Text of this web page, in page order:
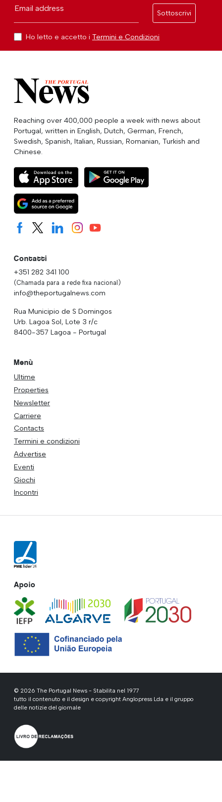
Email address
Sottoscrivi
Ho letto e accetto i Termini e Condizioni
Reaching over 400,000 people a week with news about
Portugal, written in English, Dutch, German, French,
Swedish, Spanish, Italian, Russian, Romanian, Turkish and
Chinese.
Contatti
+351 282 341 100
(Chamada para a rede fixa nacional)
info@theportugalnews.com
Rua Municipio de S Domingos
Urb. Lagoa Sol, Lote 3 r/c
8400-357 Lagoa - Portugal
Menù
Ultime
Properties
Newsletter
Carriere
Contacts
Termini e condizioni
Advertise
Eventi
Giochi
Incontri
Apoio
© 2026 The Portugal News - Stabilita nel 1977
tutto il contenuto e il design e copyright Anglopress Lda e il gruppo
delle notizie del giornale